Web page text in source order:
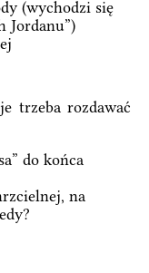
(wychodzi się
Jordanu”)
trzeba rozdawać
do końca
na